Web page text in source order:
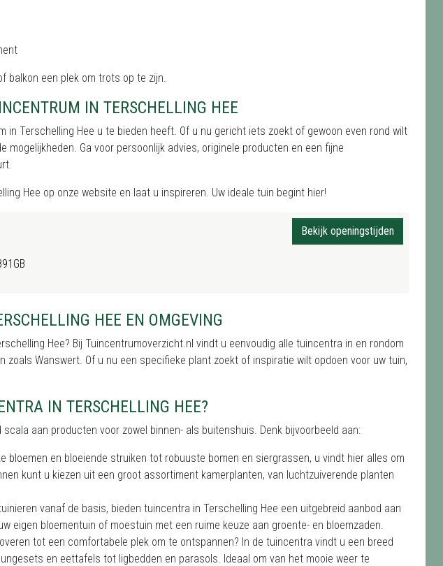
balkon een plek om trots op te zijn.
IN TERSCHELLING HEE
in Terschelling Hee u te bieden heeft. Of u nu gericht iets zoekt of gewoon even rond wilt
mogelijkheden. Ga voor persoonlijk advies, originele producten en een fijne
Hee op onze website en laat u inspireren. Uw ideale tuin begint hier!
Bekijk openingstijden
HEE EN OMGEVING
Hee? Bij Tuincentrumoverzicht.nl vindt u eenvoudig alle tuincentra in en rondom
zoals Wanswert. Of u nu een specifieke plant zoekt of inspiratie wilt opdoen voor uw tuin,
IN TERSCHELLING HEE?
aan producten voor zowel binnen- als buitenshuis. Denk bijvoorbeeld aan:
bloemen en bloeiende struiken tot robuuste bomen en siergrassen, u vindt hier alles om
kunt u kiezen uit een groot assortiment kamerplanten, van luchtzuiverende planten
vanaf de basis, bieden tuincentra in Terschelling Hee een uitgebreid aanbod aan
eigen bloementuin of moestuin met een ruime keuze aan groente- en bloemzaden.
tot een comfortabele plek om te ontspannen? In de tuincentra vindt u een breed
en eettafels tot ligbedden en parasols. Ideaal om van het mooie weer te